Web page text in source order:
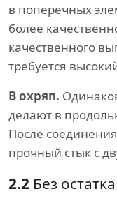
в поперечных
более
качественного
требуется
В охряп.
делают в
После
прочный стык с
2.2 Без остатка